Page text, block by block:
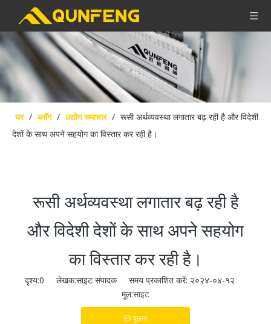
घर / ब्लॉग / उद्योग समाचार / रूसी अर्थव्यवस्था लगातार बढ़ रही है और विदेशी
देशों के साथ अपने सहयोग का विस्तार कर रही है।
रूसी अर्थव्यवस्था लगातार बढ़ रही है
और विदेशी देशों के साथ अपने सहयोग
का विस्तार कर रही है।
दृश्य:0 लेखक:साइट संपादक समय प्रकाशित करें: २०२४-०४-१२
मूल:साइट
पूछना